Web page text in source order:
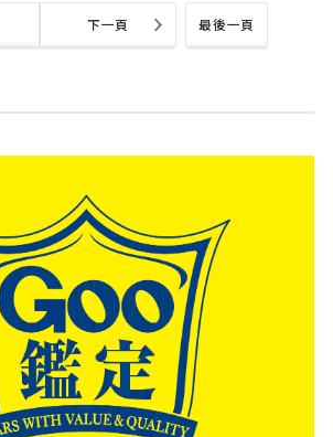
最後一頁
下一頁